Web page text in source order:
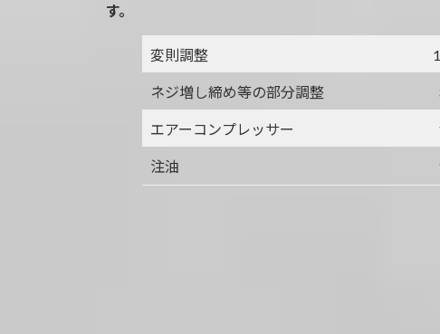
す。
変則調整
ネジ増し締め等の部分調整
エアーコンプレッサー
注油